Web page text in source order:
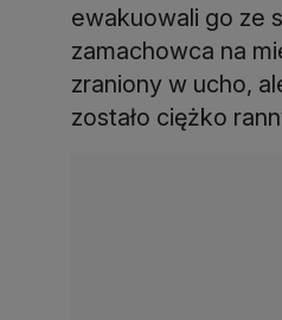
ewakuowali go ze
zamachowca na
zraniony w ucho,
zostało ciężko